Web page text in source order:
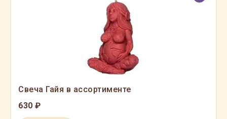
Свеча Гайя в ассортименте
630 ₽